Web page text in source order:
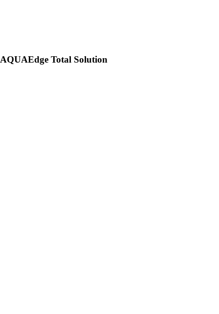
AQUAEdge Total Solution